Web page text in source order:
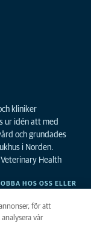
kliniker
ur idén att med
och grundades
i Norden.
Health
HOS OSS ELLER
för att
vår